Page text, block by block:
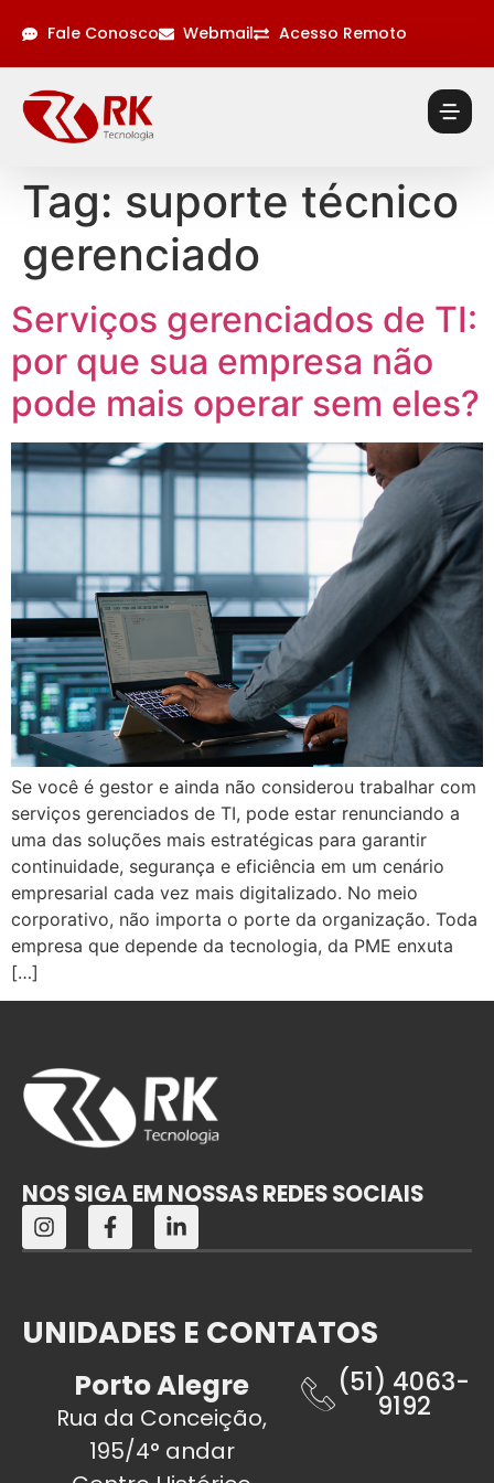
Fale Conosco Webmail Acesso Remoto
Tag: suporte técnico
gerenciado
Serviços gerenciados de TI:
por que sua empresa não
pode mais operar sem eles?
Se você é gestor e ainda não considerou trabalhar com
serviços gerenciados de TI, pode estar renunciando a
uma das soluções mais estratégicas para garantir
continuidade, segurança e eficiência em um cenário
empresarial cada vez mais digitalizado. No meio
corporativo, não importa o porte da organização. Toda
empresa que depende da tecnologia, da PME enxuta
[…]
NOS SIGA EM NOSSAS REDES SOCIAIS
UNIDADES E CONTATOS
Porto Alegre
Rua da Conceição,
195/4° andar
(51) 4063-
9192